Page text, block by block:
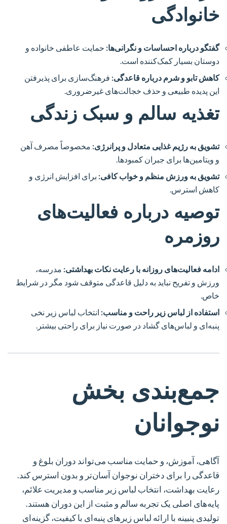
خانوادگی
گفتگو درباره احساسات و نگرانی‌ها: حمایت عاطفی خانواده و
دوستان بسیار کمک‌کننده است.
کاهش تابو و شرم درباره قاعدگی: فرهنگ‌سازی برای پذیرفتن
این پدیده طبیعی و حذف خجالت‌های غیرضروری.
تغذیه سالم و سبک زندگی
تشویق به رژیم غذایی متعادل و پرانرژی: مخصوصاً مصرف آهن
و ویتامین‌ها برای جبران کمبودها.
تشویق به ورزش منظم و خواب کافی: برای افزایش انرژی و
کاهش استرس.
توصیه درباره فعالیت‌های
روزمره
ادامه فعالیت‌های روزانه با رعایت نکات بهداشتی: مدرسه،
ورزش و تفریح نباید به دلیل قاعدگی متوقف شود مگر در شرایط
خاص.
استفاده از لباس زیر راحت و مناسب: انتخاب لباس زیر نخی
پنبه‌ای و لباس‌های گشاد در صورت نیاز برای راحتی بیشتر.
جمع‌بندی بخش
نوجوانان
آگاهی، آموزش، و حمایت مناسب می‌تواند دوران بلوغ و
قاعدگی را برای دختران نوجوان آسان‌تر و بدون استرس کند.
رعایت بهداشت، انتخاب لباس زیر مناسب و مدیریت علائم،
پایه‌های اصلی یک تجربه سالم و مثبت از این دوران هستند.
تولیدی پنبینه با ارائه لباس زیرهای پنبه‌ای با کیفیت، گزینه‌ای